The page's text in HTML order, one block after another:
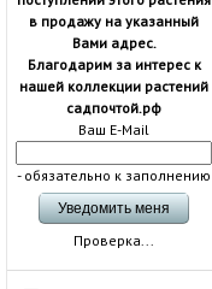
в продажу на указанный
Вами адрес.
Благодарим за интерес к
нашей коллекции растений
садпочтой.рф
Ваш E-Mail
- обязательно к заполнению
Проверка...